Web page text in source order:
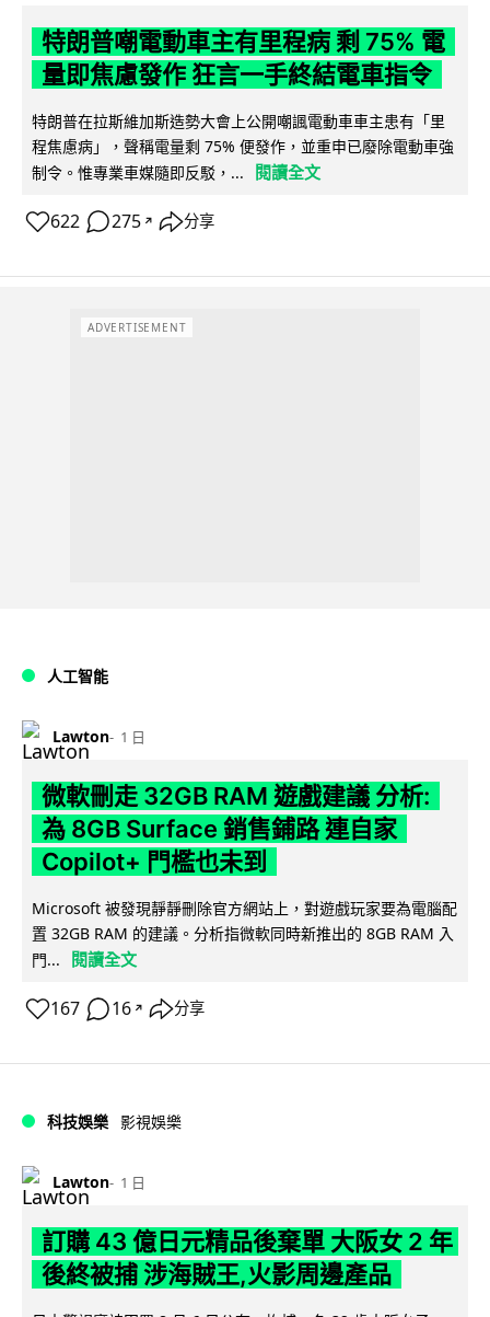
特朗普嘲電動車主有里程病 剩 75% 電
量即焦慮發作 狂言一手終結電車指令
特朗普在拉斯維加斯造勢大會上公開嘲諷電動車車主患有「里
程焦慮病」，聲稱電量剩 75% 便發作，並重申已廢除電動車強
制令。惟專業車媒隨即反駁，...
閱讀全文
622 275 ↗ 分享
ADVERTISEMENT
人工智能
Lawton 1 日
微軟刪走 32GB RAM 遊戲建議 分析:
為 8GB Surface 銷售鋪路 連自家
Copilot+ 門檻也未到
Microsoft 被發現靜靜刪除官方網站上，對遊戲玩家要為電腦配
置 32GB RAM 的建議。分析指微軟同時新推出的 8GB RAM 入
門...
閱讀全文
167 16 ↗ 分享
科技娛樂 影視娛樂
Lawton 1 日
訂購 43 億日元精品後棄單 大阪女 2 年
後終被捕 涉海賊王,火影周邊產品